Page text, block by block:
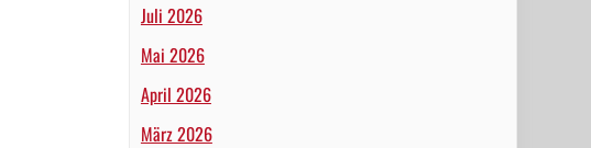
Juli 2026
Mai 2026
April 2026
März 2026